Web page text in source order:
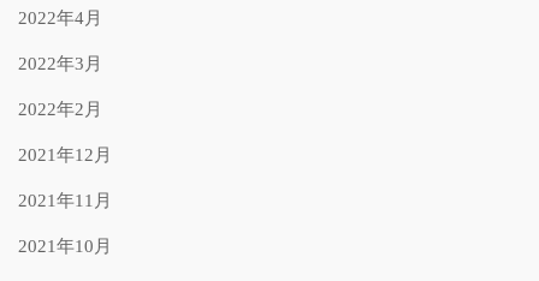
2022年4月
2022年3月
2022年2月
2021年12月
2021年11月
2021年10月